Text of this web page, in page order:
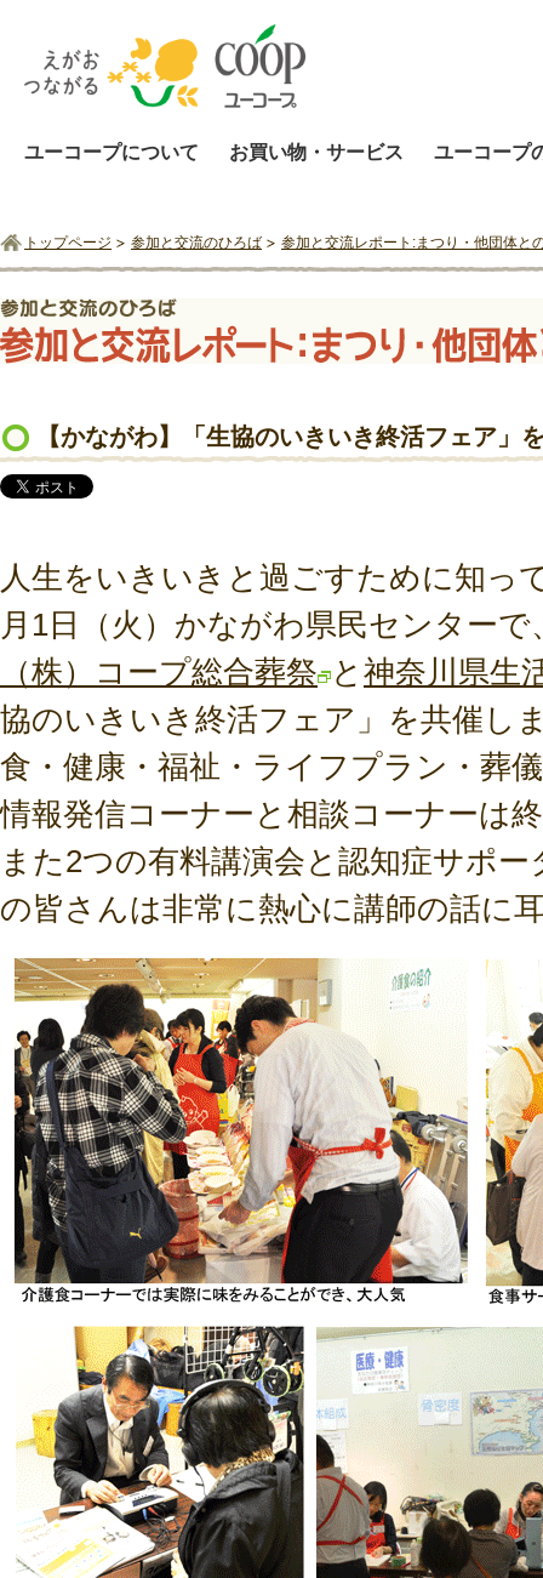
ユーコープについて お買い物・サービス ユーコープ
トップページ 参加と交流のひろば 参加と交流レポート:まつり・他団体と
【かながわ】「生協のいきいき終活フェア」
人生をいきいきと過ごすために知っ
月1日（火）かながわ県民センター
（株）コープ総合葬祭 と 神奈川県生
協のいきいき終活フェア」を共催し
食・健康・福祉・ライフプラン・葬
情報発信コーナーと相談コーナーは
また2つの有料講演会と認知症サポ
の皆さんは非常に熱心に講師の話に